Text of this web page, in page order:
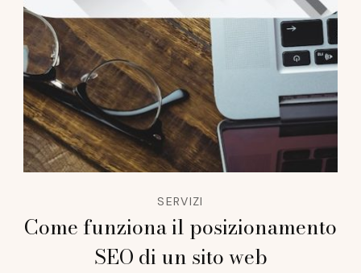
SERVIZI
Come funziona il posizionamento
SEO di un sito web